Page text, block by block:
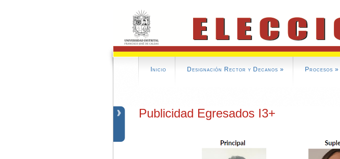
Inicio Designación Rector y Decanos » Procesos »
Publicidad Egresados I3+